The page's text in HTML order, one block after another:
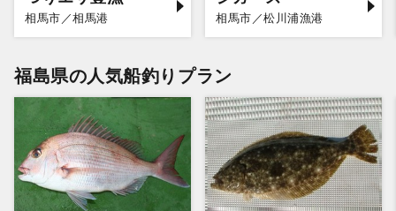
相馬市／相馬港 相馬市／松川浦漁港
福島県の人気船釣りプラン